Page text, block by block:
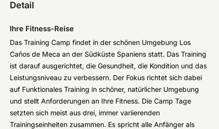
Detail
Ihre Fitness-Reise
Das Training Camp findet in der schönen Umgebung Los
Caños de Meca an der Südküste Spaniens statt. Das Training
ist darauf ausgerichtet, die Gesundheit, die Kondition und das
Leistungsniveau zu verbessern. Der Fokus richtet sich dabei
auf Funktionales Training in schöner, natürlicher Umgebung
und stellt Anforderungen an Ihre Fitness. Die Camp Tage
setzten sich meist aus drei, immer variierenden
Trainingseinheiten zusammen. Es spricht alle Anfänger als